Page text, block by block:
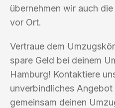
übernehmen wir auch
vor Ort.
Vertraue dem
spare Geld bei deinem
Hamburg! Kontaktiere
unverbindliches Angebot
gemeinsam deinen